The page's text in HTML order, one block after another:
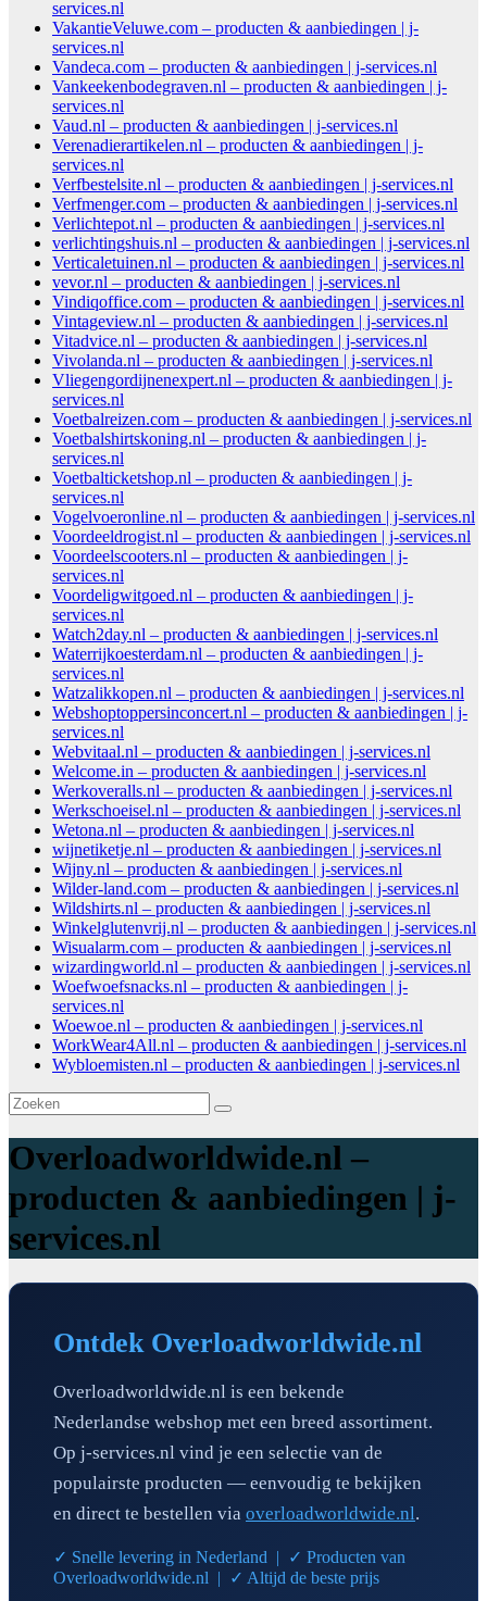
services.nl
VakantieVeluwe.com – producten & aanbiedingen | j-
services.nl
Vandeca.com – producten & aanbiedingen | j-services.nl
Vankeekenbodegraven.nl – producten & aanbiedingen | j-
services.nl
Vaud.nl – producten & aanbiedingen | j-services.nl
Verenadierartikelen.nl – producten & aanbiedingen | j-
services.nl
Verfbestelsite.nl – producten & aanbiedingen | j-services.nl
Verfmenger.com – producten & aanbiedingen | j-services.nl
Verlichtepot.nl – producten & aanbiedingen | j-services.nl
verlichtingshuis.nl – producten & aanbiedingen | j-services.nl
Verticaletuinen.nl – producten & aanbiedingen | j-services.nl
vevor.nl – producten & aanbiedingen | j-services.nl
Vindiqoffice.com – producten & aanbiedingen | j-services.nl
Vintageview.nl – producten & aanbiedingen | j-services.nl
Vitadvice.nl – producten & aanbiedingen | j-services.nl
Vivolanda.nl – producten & aanbiedingen | j-services.nl
Vliegengordijnenexpert.nl – producten & aanbiedingen | j-
services.nl
Voetbalreizen.com – producten & aanbiedingen | j-services.nl
Voetbalshirtskoning.nl – producten & aanbiedingen | j-
services.nl
Voetbalticketshop.nl – producten & aanbiedingen | j-
services.nl
Vogelvoeronline.nl – producten & aanbiedingen | j-services.nl
Voordeeldrogist.nl – producten & aanbiedingen | j-services.nl
Voordeelscooters.nl – producten & aanbiedingen | j-
services.nl
Voordeligwitgoed.nl – producten & aanbiedingen | j-
services.nl
Watch2day.nl – producten & aanbiedingen | j-services.nl
Waterrijkoesterdam.nl – producten & aanbiedingen | j-
services.nl
Watzalikkopen.nl – producten & aanbiedingen | j-services.nl
Webshoptoppersinconcert.nl – producten & aanbiedingen | j-
services.nl
Webvitaal.nl – producten & aanbiedingen | j-services.nl
Welcome.in – producten & aanbiedingen | j-services.nl
Werkoveralls.nl – producten & aanbiedingen | j-services.nl
Werkschoeisel.nl – producten & aanbiedingen | j-services.nl
Wetona.nl – producten & aanbiedingen | j-services.nl
wijnetiketje.nl – producten & aanbiedingen | j-services.nl
Wijny.nl – producten & aanbiedingen | j-services.nl
Wilder-land.com – producten & aanbiedingen | j-services.nl
Wildshirts.nl – producten & aanbiedingen | j-services.nl
Winkelglutenvrij.nl – producten & aanbiedingen | j-services.nl
Wisualarm.com – producten & aanbiedingen | j-services.nl
wizardingworld.nl – producten & aanbiedingen | j-services.nl
Woefwoefsnacks.nl – producten & aanbiedingen | j-
services.nl
Woewoe.nl – producten & aanbiedingen | j-services.nl
WorkWear4All.nl – producten & aanbiedingen | j-services.nl
Wybloemisten.nl – producten & aanbiedingen | j-services.nl
Overloadworldwide.nl –
producten & aanbiedingen | j-
services.nl
Ontdek Overloadworldwide.nl
Overloadworldwide.nl is een bekende
Nederlandse webshop met een breed assortiment.
Op j-services.nl vind je een selectie van de
populairste producten — eenvoudig te bekijken
en direct te bestellen via overloadworldwide.nl.
✓ Snelle levering in Nederland | ✓ Producten van
Overloadworldwide.nl | ✓ Altijd de beste prijs